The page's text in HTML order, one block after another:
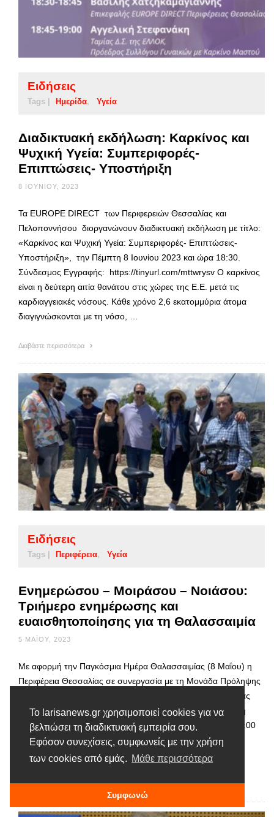
Το larisanews.gr χρησιμοποιεί cookies για να
βελτιώσει τη διαδικτυακή εμπειρία σου.
Εφόσον συνεχίσεις, συμφωνείς με την χρήση
των cookies από εμάς. Μάθε περισσότερα
Συμφωνώ
Ειδήσεις
Tags | Ημερίδα Υγεία
Διαδικτυακή εκδήλωση: Καρκίνος και
Ψυχική Υγεία: Συμπεριφορές-
Επιπτώσεις- Υποστήριξη
8 ΙΟΥΝΊΟΥ, 2023
Τα EUROPE DIRECT των Περιφερειών Θεσσαλίας και
Πελοποννήσου διοργανώνουν διαδικτυακή εκδήλωση με τίτλο:
«Καρκίνος και Ψυχική Υγεία: Συμπεριφορές- Επιπτώσεις-
Υποστήριξη», την Πέμπτη 8 Ιουνίου 2023 και ώρα 18:30.
Σύνδεσμος Εγγραφής: https://tinyurl.com/mttwrysv Ο καρκίνος
είναι η δεύτερη αιτία θανάτου στις χώρες της Ε.Ε. μετά τις
καρδιαγγειακές νόσους. Κάθε χρόνο 2,6 εκατομμύρια άτομα
διαγιγνώσκονται με τη νόσο, …
Διαβάστε περισσότερα
Ειδήσεις
Tags | Περιφέρεια Υγεία
Ενημερώσου – Μοιράσου – Νοιάσου:
Τριήμερο ενημέρωσης και
ευαισθητοποίησης για τη Θαλασσαιμία
5 ΜΑΪ́ΟΥ, 2023
Με αφορμή την Παγκόσμια Ημέρα Θαλασσαιμίας (8 Μαΐου) η
Περιφέρεια Θεσσαλίας σε συνεργασία με τη Μονάδα Πρόληψης
Μεσογειακής Αναιμίας, τη Διοίκηση και το Τμήμα Αιμοδοσίας
του Γενικού Νοσοκομείου Λάρισας, διοργανώνουν τριήμερη
επιστημονική δράση , από τις 6 έως τις 8 Μαΐου (από τις 9:00
το πρωί έως τις 2:00 το μεσημέρι) στην Κεντρική Πλατεία
Λάρισας. …
Διαβάστε περισσότερα